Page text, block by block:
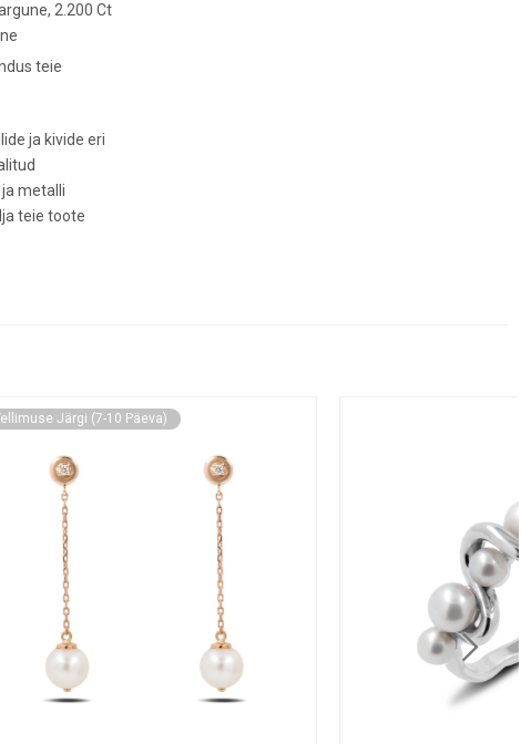
2.200 Ct
teie
ja kivide eri
metalli
teie toote